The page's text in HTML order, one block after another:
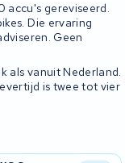
accu's gereviseerd.
Die ervaring
Geen
als vanuit Nederland.
is twee tot vier